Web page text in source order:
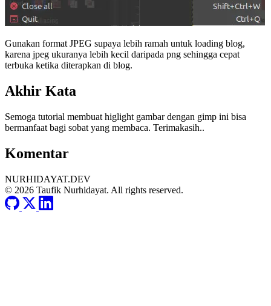
Gunakan format JPEG supaya lebih ramah untuk loading blog,
karena jpeg ukuranya lebih kecil daripada png sehingga cepat
terbuka ketika diterapkan di blog.
Akhir Kata
Semoga tutorial membuat higlight gambar dengan gimp ini bisa
bermanfaat bagi sobat yang membaca. Terimakasih..
Komentar
NURHIDAYAT.DEV
© 2026 Taufik Nurhidayat. All rights reserved.